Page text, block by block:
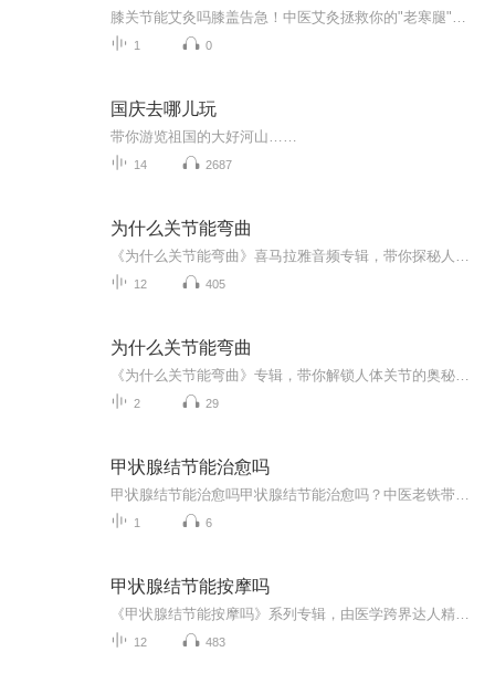
1 0
国庆去哪儿玩
带你游览祖国的大好河山……
14 2687
为什么关节能弯曲
12 405
为什么关节能弯曲
2 29
甲状腺结节能治愈吗
1 6
甲状腺结节能按摩吗
12 483